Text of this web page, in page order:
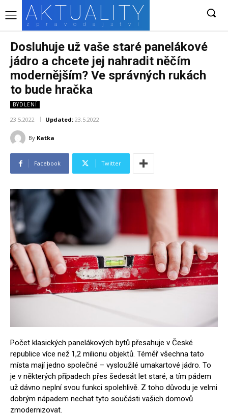
AKTUALITY
zpravodajství
Dosluhuje už vaše staré panelákové
jádro a chcete jej nahradit něčím
modernějším? Ve správných rukách
to bude hračka
BYDLENÍ
23.5.2022 Updated: 23.5.2022
By Katka
Facebook Twitter
Počet klasických panelákových bytů přesahuje v České
republice více než 1,2 milionu objektů. Téměř všechna tato
místa mají jedno společné – vysloužilé umakartové jádro. To
je v některých případech přes šedesát let staré, a tím pádem
už dávno neplní svou funkci spolehlivě. Z toho důvodu je velmi
dobrým nápadem nechat tyto součásti vašich domovů
zmodernizovat.